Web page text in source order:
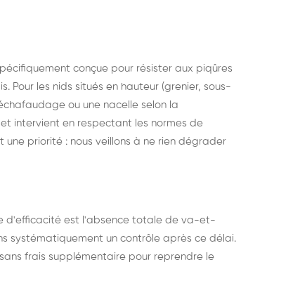
conçue pour résister aux piqûres
les nids situés en hauteur (grenier, sous-
ou une nacelle selon la
intervient en respectant les normes de
priorité : nous veillons à ne rien dégrader
d'efficacité est l'absence totale de va-et-
systématiquement un contrôle après ce délai.
frais supplémentaire pour reprendre le